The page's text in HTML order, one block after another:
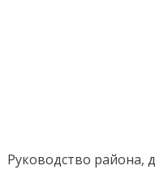
Руководство района,